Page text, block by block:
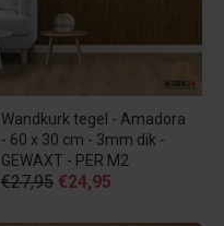
Wandkurk tegel - Amadora
- 60 x 30 cm - 3mm dik -
GEWAXT - PER M2
€27,95 €24,95